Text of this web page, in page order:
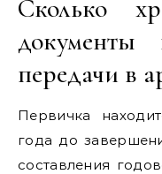
Сколько
документы
передачи в
Первичка
года до
составления